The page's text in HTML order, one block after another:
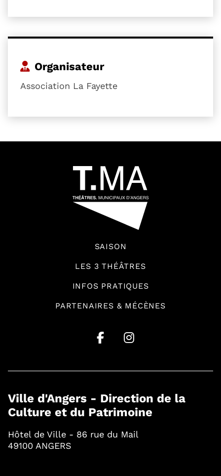
Organisateur
Association La Fayette
SAISON
LES 3 THÉÂTRES
INFOS PRATIQUES
PARTENAIRES & MÉCÈNES
Ville d'Angers - Direction de la
Culture et du Patrimoine
Hôtel de Ville - 86 rue du Mail
49100 ANGERS